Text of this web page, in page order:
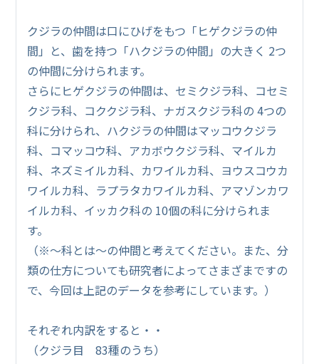
クジラの仲間は口にひげをもつ「ヒゲクジラの仲
間」と、歯を持つ「ハクジラの仲間」の大きく 2つ
の仲間に分けられます。
さらにヒゲクジラの仲間は、セミクジラ科、コセミ
クジラ科、コククジラ科、ナガスクジラ科の 4つの
科に分けられ、ハクジラの仲間はマッコウクジラ
科、コマッコウ科、アカボウクジラ科、マイルカ
科、ネズミイルカ科、カワイルカ科、ヨウスコウカ
ワイルカ科、ラプラタカワイルカ科、アマゾンカワ
イルカ科、イッカク科の 10個の科に分けられま
す。
（※～科とは～の仲間と考えてください。また、分
類の仕方についても研究者によってさまざまですの
で、今回は上記のデータを参考にしています。）
それぞれ内訳をすると・・
（クジラ目 83種のうち）